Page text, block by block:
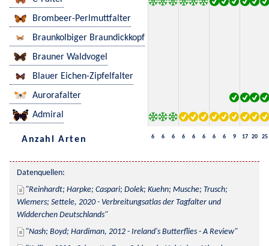
Brombeer-Perlmuttfalter
Braunkolbiger Braundickkopf
Brauner Waldvogel
Blauer Eichen-Zipfelfalter
Aurorafalter
Admiral
Anzahl Arten 6 6 6 6 6 6 6 6 9 17 20 25
Datenquellen:
Reinhardt; Harpke; Caspari; Dolek; Kuehn; Musche; Trusch;
Wiemers; Settele, 2020 - Verbreitungsatlas der Tagfalter und
Widderchen Deutschlands
Nash; Boyd; Hardiman, 2012 - Ireland's Butterflies - A Review